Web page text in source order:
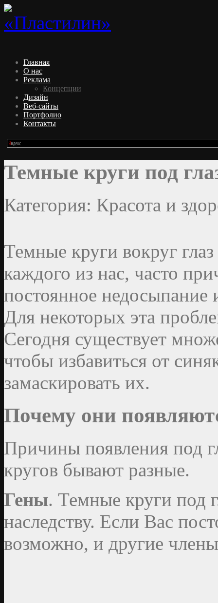
Главная
О нас
Реклама
Концепции
Дизайн
Веб-сайты
Портфолио
Контакты
Темные круги под
Категория: Красота и
Темные круги вокруг
каждого из нас, часто
постоянное
Для некоторых эта
Сегодня существует
чтобы избавиться от
замаскировать их.
Почему они
Причины появления под
кругов бывают разные.
Гены. Темные круги под
наследству. Если Вас
возможно, и другие